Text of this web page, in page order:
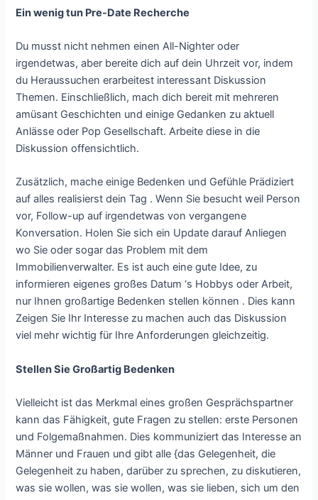
Ein wenig tun Pre-Date Recherche
Du musst nicht nehmen einen All-Nighter oder
irgendetwas, aber bereite dich auf dein Uhrzeit vor, indem
du Heraussuchen erarbeitest interessant Diskussion
Themen. Einschließlich, mach dich bereit mit mehreren
amüsant Geschichten und einige Gedanken zu aktuell
Anlässe oder Pop Gesellschaft. Arbeite diese in die
Diskussion offensichtlich.
Zusätzlich, mache einige Bedenken und Gefühle Prädiziert
auf alles realisierst dein Tag . Wenn Sie besucht weil Person
vor, Follow-up auf irgendetwas von vergangene
Konversation. Holen Sie sich ein Update darauf Anliegen
wo Sie oder sogar das Problem mit dem
Immobilienverwalter. Es ist auch eine gute Idee, zu
informieren eigenes großes Datum ‘s Hobbys oder Arbeit,
nur Ihnen großartige Bedenken stellen können . Dies kann
Zeigen Sie Ihr Interesse zu machen auch das Diskussion
viel mehr wichtig für Ihre Anforderungen gleichzeitig.
Stellen Sie Großartig Bedenken
Vielleicht ist das Merkmal eines großen Gesprächspartner
kann das Fähigkeit, gute Fragen zu stellen: erste Personen
und Folgemaßnahmen. Dies kommuniziert das Interesse an
Männer und Frauen und gibt alle {das Gelegenheit, die
Gelegenheit zu haben, darüber zu sprechen, zu diskutieren,
was sie wollen, was sie wollen, was sie lieben, sich um den